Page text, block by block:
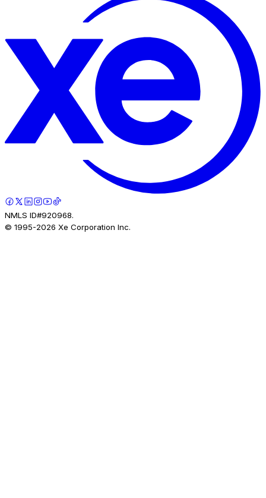
NMLS ID#920968.
© 1995-2026 Xe Corporation Inc.